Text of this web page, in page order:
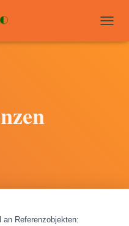
O
an Referenzobjekten: